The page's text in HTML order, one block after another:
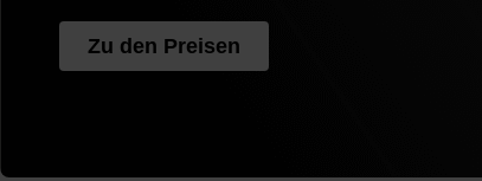
Zu den Preisen